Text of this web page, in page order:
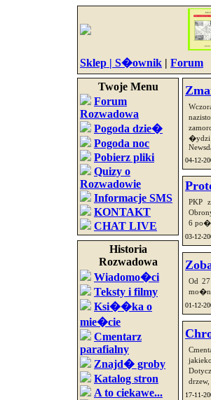
Sklep | S�ownik | Forum
Twoje Menu
Forum
Rozwadowa
Pogoda dzie�
Pogoda noc
Pobierz pliki
Quizy o
Rozwadowie
Informacje SMS
KONTAKT
CHAT LIVE
Historia
Rozwadowa
Wiadomo�ci
Teksty i filmy
Ksi��ka o
mie�cie
Cmentarz
parafialny
Znajd� groby
Katalog stron
A to ciekawe...
�ydzi
04-12-
PKP
6
03-12-
Od
01-12-
17-11-